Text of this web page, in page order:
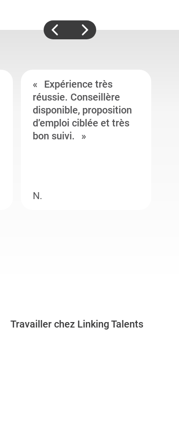
Expérience très
réussie. Conseillère
disponible, proposition
d’emploi ciblée et très
bon suivi.
N.
Travailler chez Linking Talents